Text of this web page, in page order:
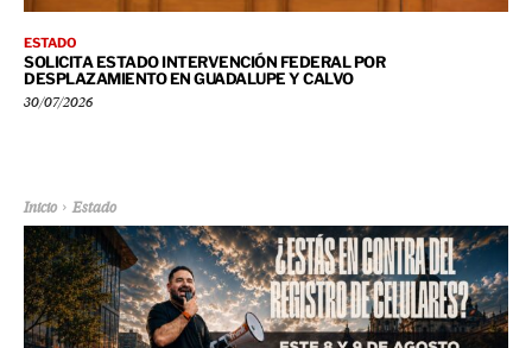
ESTADO
SOLICITA ESTADO INTERVENCIÓN FEDERAL POR
DESPLAZAMIENTO EN GUADALUPE Y CALVO
30/07/2026